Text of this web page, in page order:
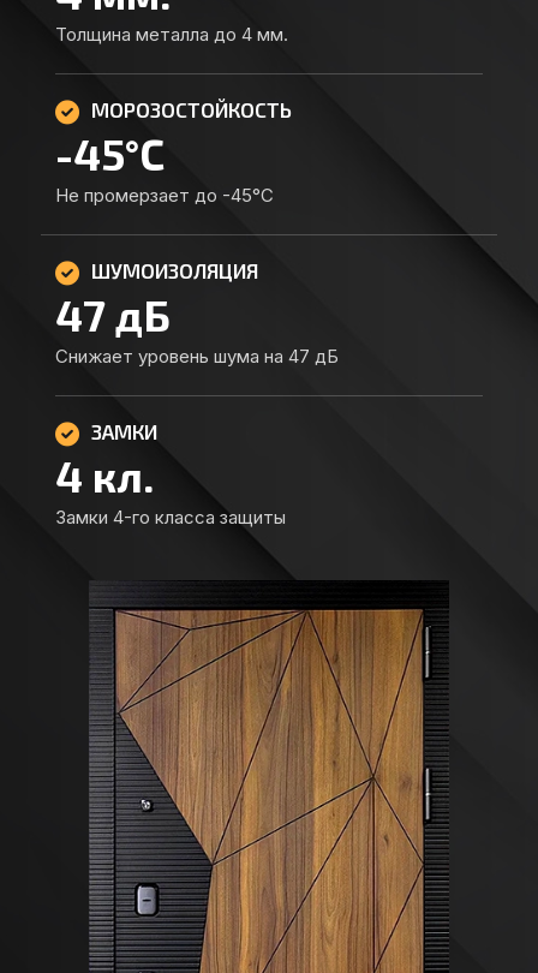
Толщина металла до 4 мм.
МОРОЗОСТОЙКОСТЬ
-45°C
Не промерзает до -45°C
ШУМОИЗОЛЯЦИЯ
47дБ
Снижает уровень шума на 47 дБ
ЗАМКИ
4 кл.
Замки 4-го класса защиты